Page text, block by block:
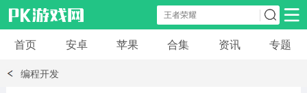
安卓应用 安卓游戏
首页 安卓 苹果 合集 资讯 专题
编程开发